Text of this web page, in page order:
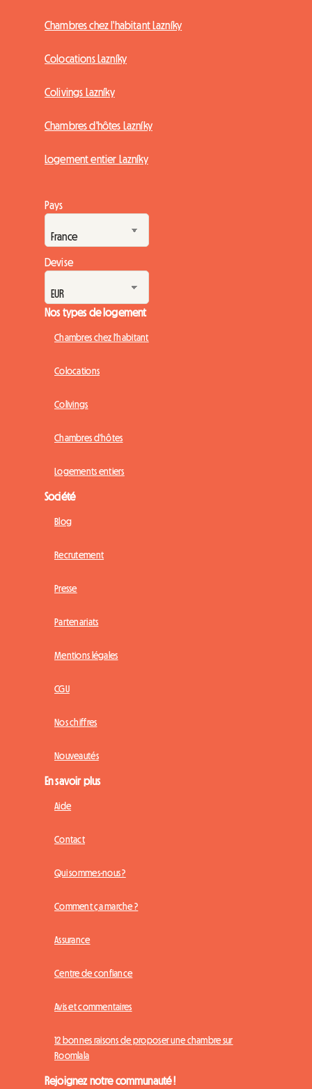
Chambres chez l'habitant Lazníky
Colocations Lazníky
Colivings Lazníky
Chambres d'hôtes Lazníky
Logement entier Lazníky
Pays
Devise
Nos types de logement
Chambres chez l'habitant
Colocations
Colivings
Chambres d'hôtes
Logements entiers
Société
Blog
Recrutement
Presse
Partenariats
Mentions légales
CGU
Nos chiffres
Nouveautés
En savoir plus
Aide
Contact
Qui sommes-nous ?
Comment ça marche ?
Assurance
Centre de confiance
Avis et commentaires
12 bonnes raisons de proposer une chambre sur
Roomlala
Rejoignez notre communauté !